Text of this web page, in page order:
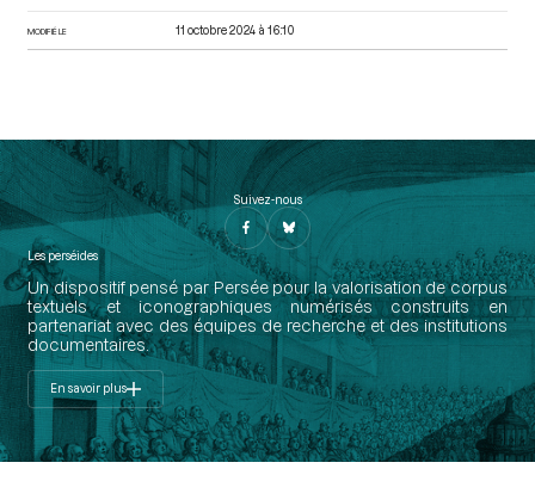
MODIFIÉ LE 11 octobre 2024 à 16:10
Suivez-nous
Les perséides
Un dispositif pensé par Persée pour la valorisation de corpus
textuels et iconographiques numérisés construits en
partenariat avec des équipes de recherche et des institutions
documentaires.
En savoir plus